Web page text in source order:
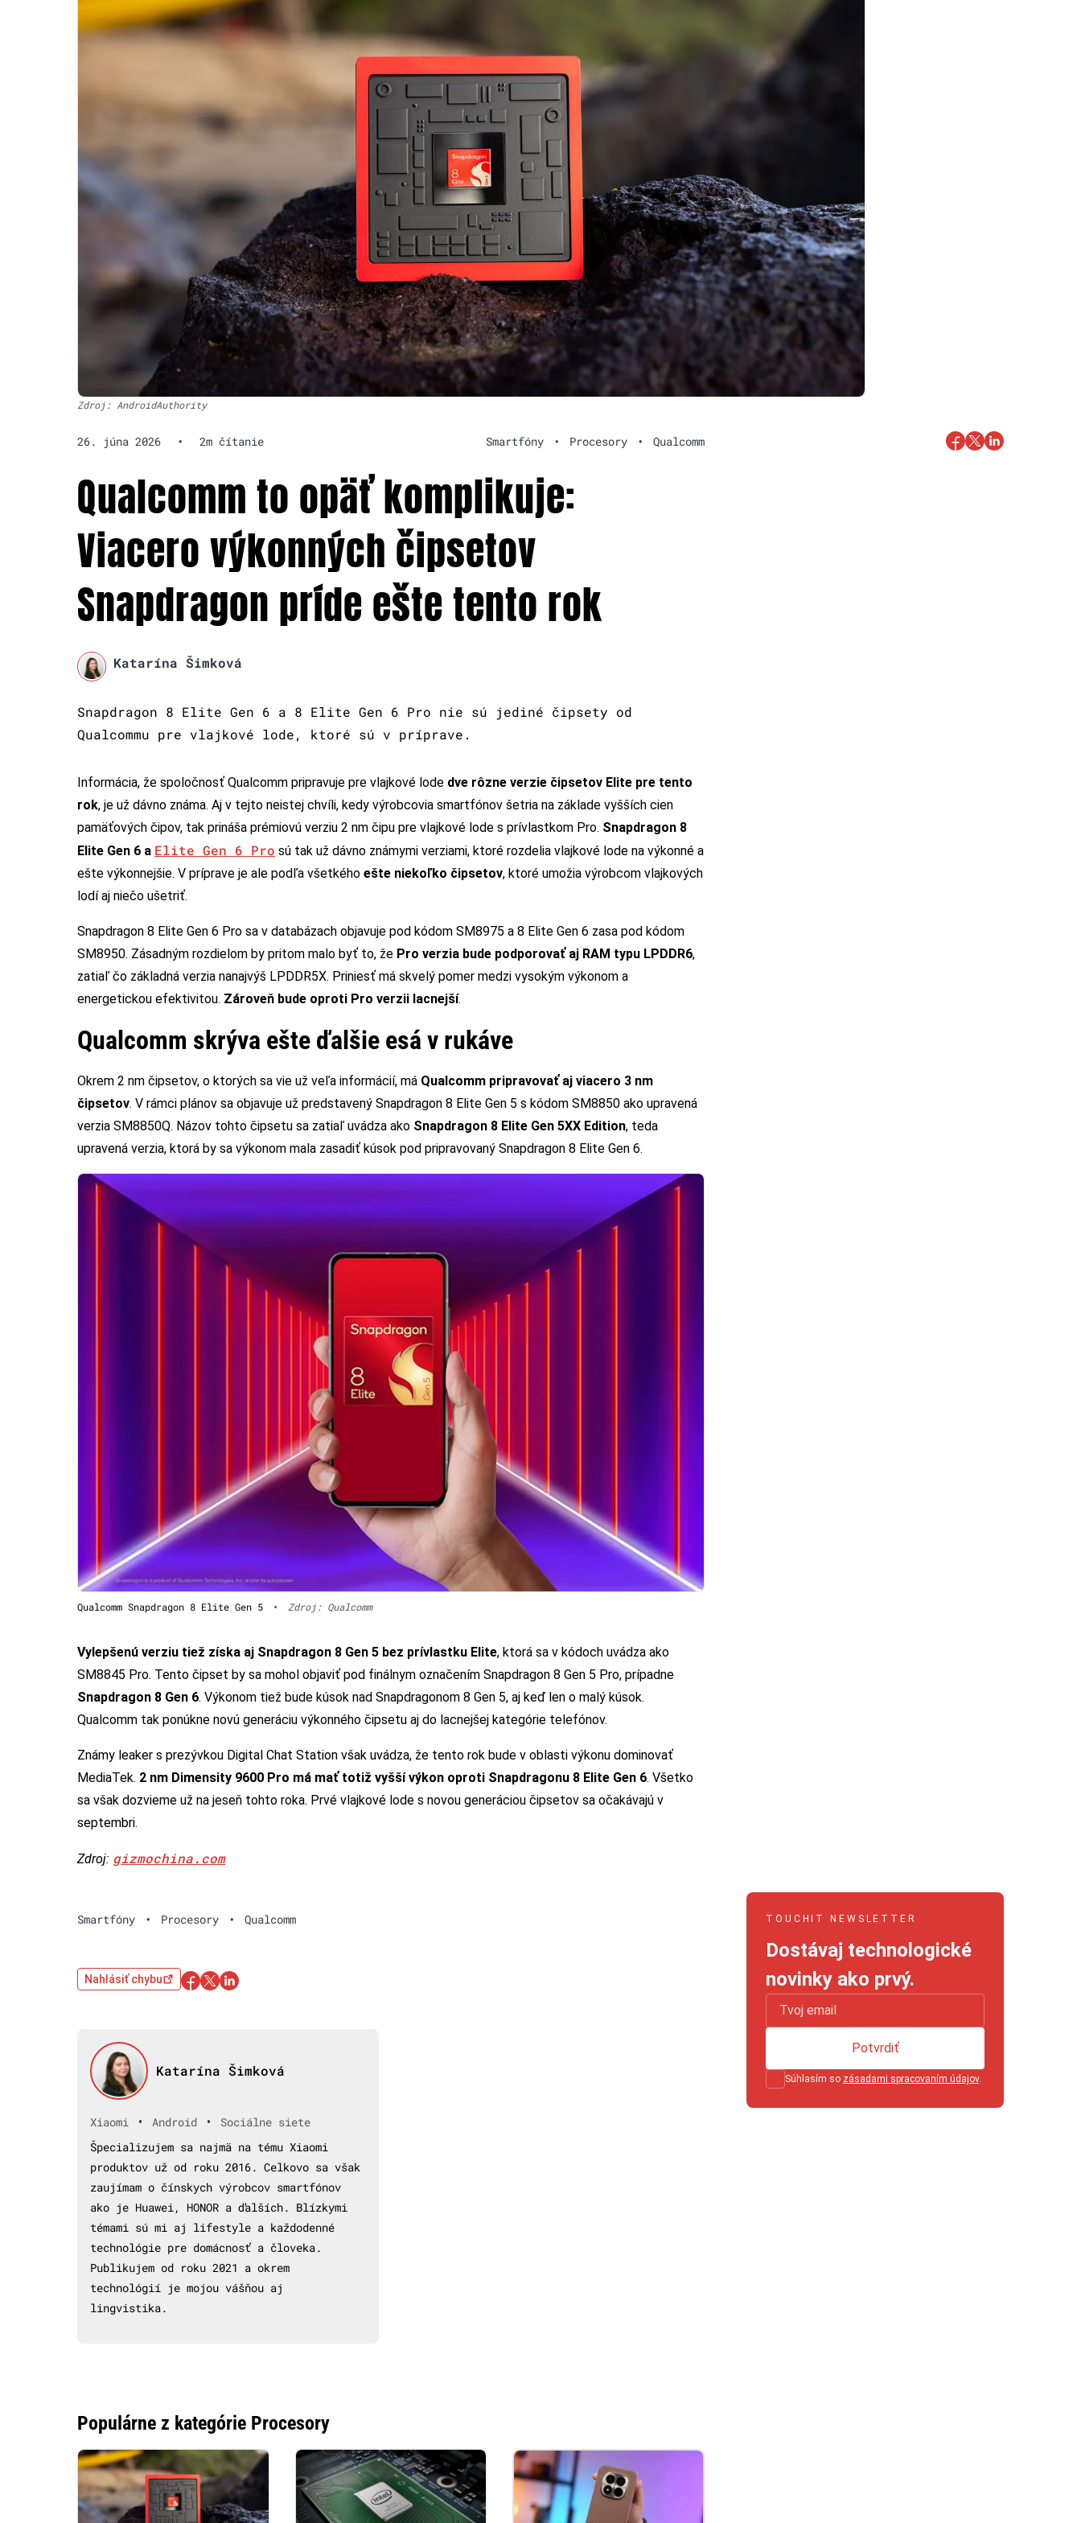
Zdroj: AndroidAuthority
26. júna 2026 • 2m čítanie Smartfóny • Procesory • Qualcomm
Qualcomm to opäť komplikuje:
Viacero výkonných čipsetov
Snapdragon príde ešte tento rok
Katarína Šimková
Snapdragon 8 Elite Gen 6 a 8 Elite Gen 6 Pro nie sú jediné čipsety od
Qualcommu pre vlajkové lode, ktoré sú v príprave.
Informácia, že spoločnosť Qualcomm pripravuje pre vlajkové lode dve rôzne verzie čipsetov Elite pre tento
rok, je už dávno známa. Aj v tejto neistej chvíli, kedy výrobcovia smartfónov šetria na základe vyšších cien
pamäťových čipov, tak prináša prémiovú verziu 2 nm čipu pre vlajkové lode s prívlastkom Pro. Snapdragon 8
Elite Gen 6 a Elite Gen 6 Pro sú tak už dávno známymi verziami, ktoré rozdelia vlajkové lode na výkonné a
ešte výkonnejšie. V príprave je ale podľa všetkého ešte niekoľko čipsetov, ktoré umožia výrobcom vlajkových
lodí aj niečo ušetriť.
Snapdragon 8 Elite Gen 6 Pro sa v databázach objavuje pod kódom SM8975 a 8 Elite Gen 6 zasa pod kódom
SM8950. Zásadným rozdielom by pritom malo byť to, že Pro verzia bude podporovať aj RAM typu LPDDR6,
zatiaľ čo základná verzia nanajvýš LPDDR5X. Priniesť má skvelý pomer medzi vysokým výkonom a
energetickou efektivitou. Zároveň bude oproti Pro verzii lacnejší.
Qualcomm skrýva ešte ďalšie esá v rukáve
Okrem 2 nm čipsetov, o ktorých sa vie už veľa informácií, má Qualcomm pripravovať aj viacero 3 nm
čipsetov. V rámci plánov sa objavuje už predstavený Snapdragon 8 Elite Gen 5 s kódom SM8850 ako upravená
verzia SM8850Q. Názov tohto čipsetu sa zatiaľ uvádza ako Snapdragon 8 Elite Gen 5XX Edition, teda
upravená verzia, ktorá by sa výkonom mala zasadiť kúsok pod pripravovaný Snapdragon 8 Elite Gen 6.
Qualcomm Snapdragon 8 Elite Gen 5 • Zdroj: Qualcomm
Vylepšenú verziu tiež získa aj Snapdragon 8 Gen 5 bez prívlastku Elite, ktorá sa v kódoch uvádza ako
SM8845 Pro. Tento čipset by sa mohol objaviť pod finálnym označením Snapdragon 8 Gen 5 Pro, prípadne
Snapdragon 8 Gen 6. Výkonom tiež bude kúsok nad Snapdragonom 8 Gen 5, aj keď len o malý kúsok.
Qualcomm tak ponúkne novú generáciu výkonného čipsetu aj do lacnejšej kategórie telefónov.
Známy leaker s prezývkou Digital Chat Station však uvádza, že tento rok bude v oblasti výkonu dominovať
MediaTek. 2 nm Dimensity 9600 Pro má mať totiž vyšší výkon oproti Snapdragonu 8 Elite Gen 6. Všetko
sa však dozvieme už na jeseň tohto roka. Prvé vlajkové lode s novou generáciou čipsetov sa očakávajú v
septembri.
Zdroj: gizmochina.com
Smartfóny • Procesory • Qualcomm
Nahlásiť chybu
Katarína Šimková
Xiaomi • Android •
Sociálne siete
Špecializujem sa najmä na tému Xiaomi
produktov už od roku 2016. Celkovo sa však
zaujímam o čínskych výrobcov smartfónov
ako je Huawei, HONOR a ďalších. Blízkymi
témami sú mi aj lifestyle a každodenné
technológie pre domácnosť a človeka.
Publikujem od roku 2021 a okrem
technológií je mojou vášňou aj
lingvistika.
Populárne z kategórie Procesory
TOUCHIT NEWSLETTER
Dostávaj technologické
novinky ako prvý.
Súhlasím so zásadami spracovaním údajov.
Potvrdiť